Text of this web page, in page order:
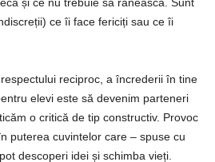
ce îi face fericiți sau ce îi
reciproc, a încrederii în tine
elevi este să devenim parteneri
o critică de tip constructiv. Provoc
puterea cuvintelor care – spuse cu
descoperi idei și schimba vieți.